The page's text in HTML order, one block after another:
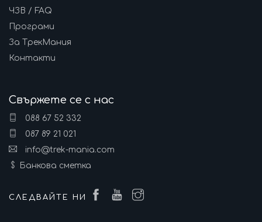
ЧЗВ / FAQ
Програми
За ТрекМания
Контакти
Свържете се с нас
088 67 52 332
087 89 21 021
info@trek-mania.com
Банкова сметка
СЛЕДВАЙТЕ НИ